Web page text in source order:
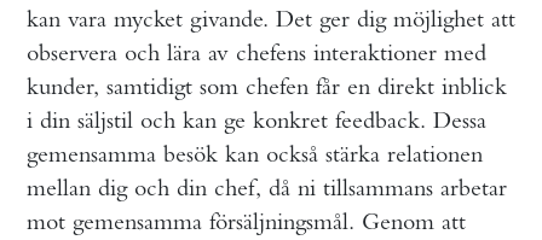
kan vara mycket givande. Det ger dig möjlighet att
observera och lära av chefens interaktioner med
kunder, samtidigt som chefen får en direkt inblick
i din säljstil och kan ge konkret feedback. Dessa
gemensamma besök kan också stärka relationen
mellan dig och din chef, då ni tillsammans arbetar
mot gemensamma försäljningsmål. Genom att